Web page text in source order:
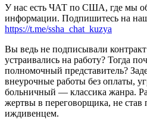
У нас есть ЧАТ по США, где мы
информации. Подпишитесь на
https://t.me/ssha_chat_kuzya
Вы ведь не подписывали контракт
устраивались на работу? Тогда
полномочный представитель?
внеурочные работы без оплаты,
больничный — классика жанра.
жертвы в переговорщика, не
иждивенцем.